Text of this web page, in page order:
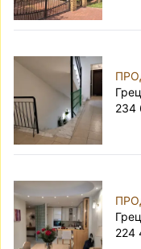
кліматом,
міжнародними
Особливою
Чангу
Один із
кількістю кафе,
Убуд
Культурний центр
терасами та
Семіньяк
234
224